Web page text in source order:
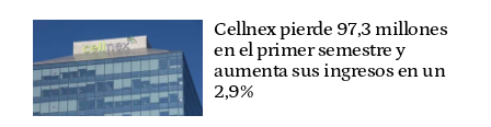
Cellnex pierde 97,3 millones
en el primer semestre y
aumenta sus ingresos en un
2,9%